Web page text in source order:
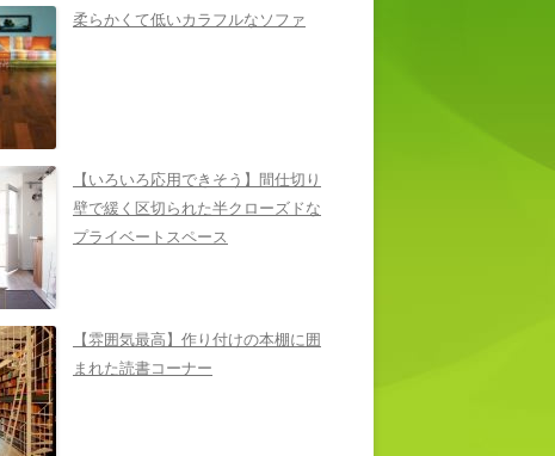
柔らかくて低いカラフルなソファ
【いろいろ応用できそう】間仕切り
壁で緩く区切られた半クローズドな
プライベートスペース
【雰囲気最高】作り付けの本棚に囲
まれた読書コーナー